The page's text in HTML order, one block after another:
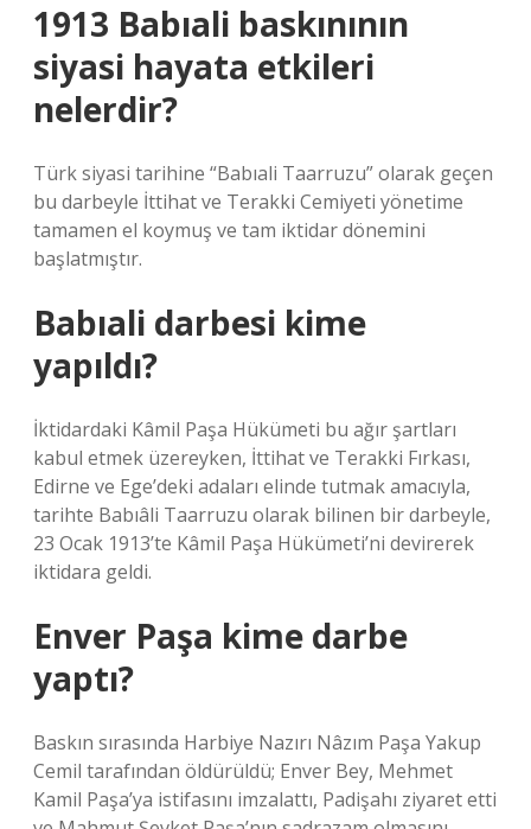
1913 Babıali baskınının
siyasi hayata etkileri
nelerdir?
Türk siyasi tarihine “Babıali Taarruzu” olarak geçen
bu darbeyle İttihat ve Terakki Cemiyeti yönetime
tamamen el koymuş ve tam iktidar dönemini
başlatmıştır.
Babıali darbesi kime
yapıldı?
İktidardaki Kâmil Paşa Hükümeti bu ağır şartları
kabul etmek üzereyken, İttihat ve Terakki Fırkası,
Edirne ve Ege’deki adaları elinde tutmak amacıyla,
tarihte Babıâli Taarruzu olarak bilinen bir darbeyle,
23 Ocak 1913’te Kâmil Paşa Hükümeti’ni devirerek
iktidara geldi.
Enver Paşa kime darbe
yaptı?
Baskın sırasında Harbiye Nazırı Nâzım Paşa Yakup
Cemil tarafından öldürüldü; Enver Bey, Mehmet
Kamil Paşa’ya istifasını imzalattı, Padişahı ziyaret etti